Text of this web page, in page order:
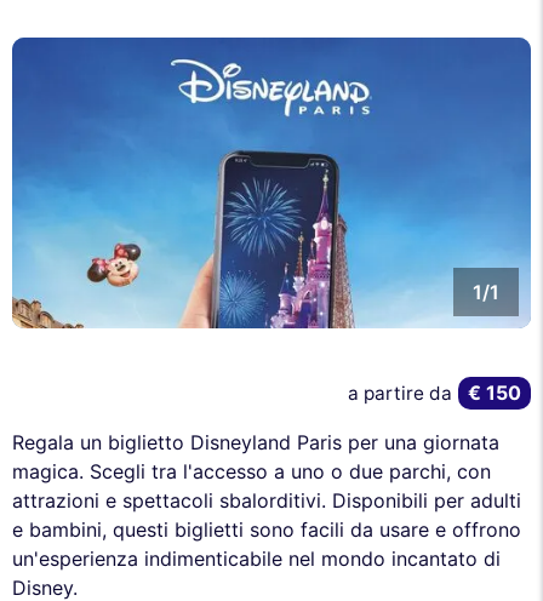
1/1
Regala un biglietto Disneyland Paris per una giornata
magica. Scegli tra l'accesso a uno o due parchi, con
attrazioni e spettacoli sbalorditivi. Disponibili per adulti
e bambini, questi biglietti sono facili da usare e offrono
un'esperienza indimenticabile nel mondo incantato di
Disney.
a partire da € 150